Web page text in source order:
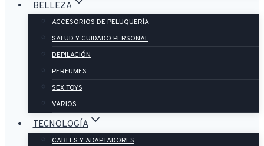
BELLEZA
ACCESORIOS DE PELUQUERÍA
SALUD Y CUIDADO PERSONAL
DEPILACIÓN
PERFUMES
SEX TOYS
VARIOS
TECNOLOGÍA
CABLES Y ADAPTADORES